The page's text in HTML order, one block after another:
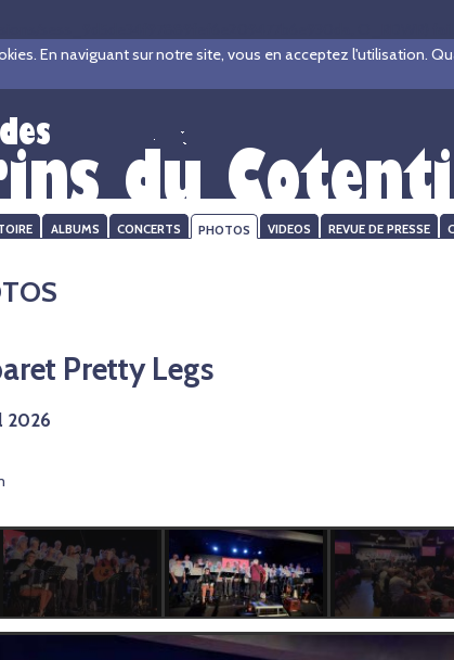
En naviguant sur notre site, vous en acceptez l'utilisation.
ALBUMS CONCERTS PHOTOS VIDEOS REVUE DE PRESSE
Pretty Legs
2026